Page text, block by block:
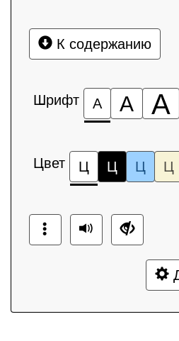
К содержанию
Шрифт А А А
Цвет Ц Ц Ц Ц